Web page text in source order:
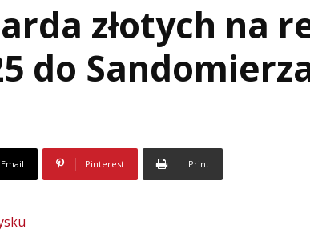
złotych na
do
Email Pinterest Print